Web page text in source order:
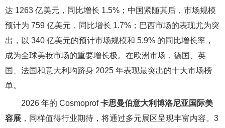
达 1263 亿美元，同比增长 1.5%；中国紧随其后，市场规模
预计为 759 亿美元，同比增长 1.7%；巴西市场的表现尤为突
出，以 340 亿美元的预计市场规模和 5.9% 的同比增长率，
成为全球美妆市场的重要增长极。在欧洲市场，德国、英
国、法国和意大利均跻身 2025 年表现最突出的十大市场榜
单。
2026 年的 Cosmoprof卡思曼伯意大利博洛尼亚国际美
容展 ，同样值得行业期待，将通过多元展区呈现丰富内容。3